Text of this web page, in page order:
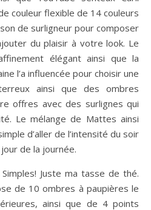
couleur flexible de 14 couleurs
de surligneur pour composer
du plaisir à votre look. Le
élégant ainsi que la
l’a influencée pour choisir une
ainsi que des ombres
offres avec des surlignes qui
Le mélange de Mattes ainsi
d’aller de l’intensité du soir
de la journée.
Juste ma tasse de thé.
de 10 ombres à paupières le
ainsi que de 4 points